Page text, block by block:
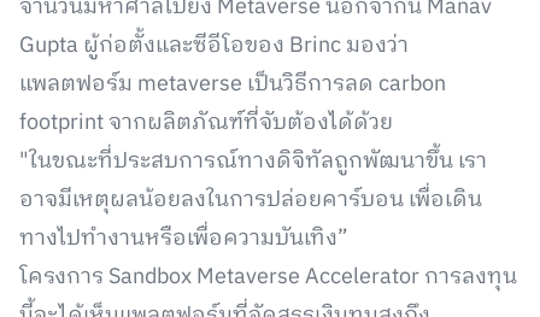
จำนวนมหาศาลไปยัง Metaverse นอกจากนี้ Manav
Gupta ผู้ก่อตั้งและซีอีโอของ Brinc มองว่า
แพลตฟอร์ม metaverse เป็นวิธีการลด carbon
footprint จากผลิตภัณฑ์ที่จับต้องได้ด้วย
"ในขณะที่ประสบการณ์ทางดิจิทัลถูกพัฒนาขึ้น เรา
อาจมีเหตุผลน้อยลงในการปล่อยคาร์บอน เพื่อเดิน
ทางไปทำงานหรือเพื่อความบันเทิง”
โครงการ Sandbox Metaverse Accelerator การลงทุน